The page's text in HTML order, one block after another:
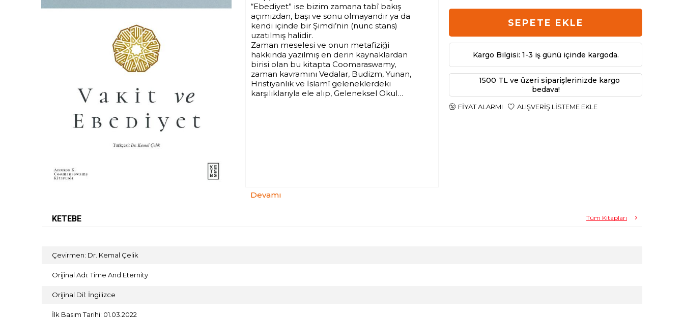
“Ebediyet” ise bizim zamana tabî bakış
açımızdan, başı ve sonu olmayandır ya da
kendi içinde bir Şimdi’nin (nunc stans)
uzatılmış halidir.
Zaman meselesi ve onun metafiziği
hakkında yazılmış en derin kaynaklardan
birisi olan bu kitapta Coomaraswamy,
zaman kavramını Vedalar, Budizm, Yunan,
Hristiyanlık ve İslamî geleneklerdeki
karşılıklarıyla ele alıp, Geleneksel Okul
Devamı
SEPETE EKLE
Kargo Bilgisi: 1-3 iş günü içinde kargoda.
1500 TL ve üzeri siparişlerinizde kargo
bedava!
FIYAT ALARMI ALIŞVERIŞ LISTEME EKLE
KETEBE Tüm Kitapları
Çevirmen: Dr. Kemal Çelik
Orijinal Adı: Time And Eternity
Orijinal Dil: İngilizce
İlk Basım Tarihi: 01.03.2022